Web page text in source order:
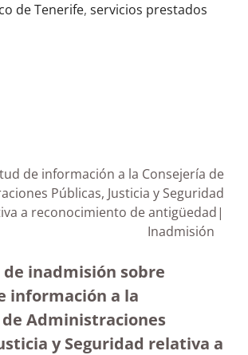
de Tenerife, servicios prestados
de información a la Consejería de
Públicas, Justicia y Seguridad
a reconocimiento de antigüedad|
Inadmisión
de inadmisión sobre
información a la
Administraciones
y Seguridad relativa a